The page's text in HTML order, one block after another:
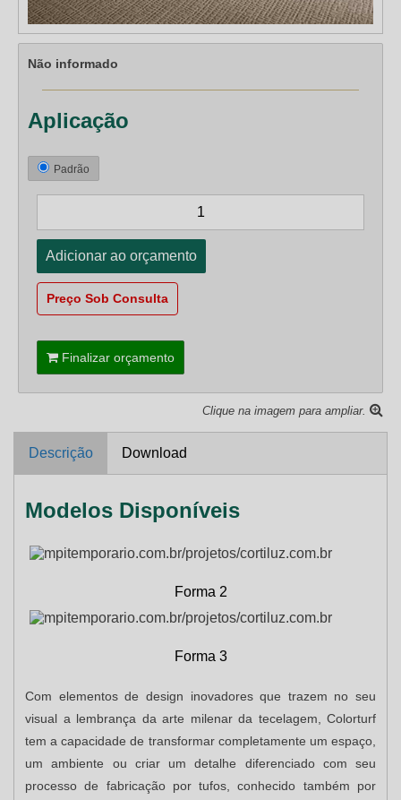
Não informado
Aplicação
Padrão
Preço Sob Consulta
Finalizar orçamento
Clique na imagem para ampliar.
Descrição Download
Modelos Disponíveis
Forma 2
Forma 3
Com elementos de design inovadores que trazem no seu
visual a lembrança da arte milenar da tecelagem, Colorturf
tem a capacidade de transformar completamente um espaço,
um ambiente ou criar um detalhe diferenciado com seu
processo de fabricação por tufos, conhecido também por